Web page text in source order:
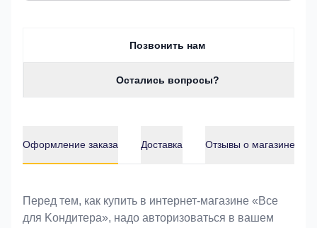
Позвонить нам
Остались вопросы?
Оформление заказа Доставка Отзывы о магазине
Оформление заказа
Перед тем, как купить в интернет-магазине «Bce
для Koндитeрa», надо авторизоваться в вашем